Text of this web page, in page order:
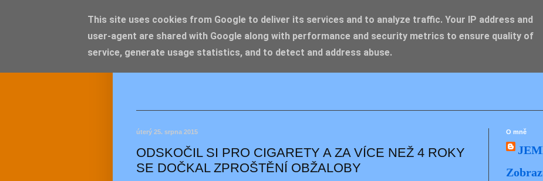
JEMELIK ZDENĚK
úterý 25. srpna 2015
ODSKOČIL SI PRO CIGARETY A ZA VÍCE NEŽ 4 ROKY
SE DOČKAL ZPROŠTĚNÍ OBŽALOBY
O mně
This site uses cookies from Google to deliver its services and to analyze traffic. Your IP address and
user-agent are shared with Google along with performance and security metrics to ensure quality of
service, generate usage statistics, and to detect and address abuse.